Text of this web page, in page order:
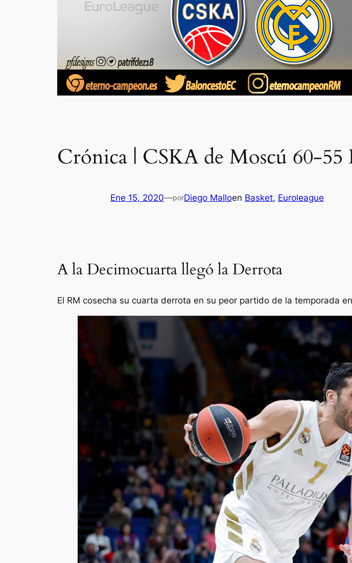
Crónica | CSKA de Moscú 60-55
Ene 15, 2020—porDiego Malloen Basket, Euroleague
A la Decimocuarta llegó la Derrota
El RM cosecha su cuarta derrota en su peor partido de la temporada